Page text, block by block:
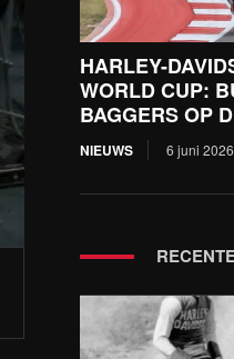
HARLEY-
WORLD CUP:
BAGGERS OP
NIEUWS 6 juni 2026